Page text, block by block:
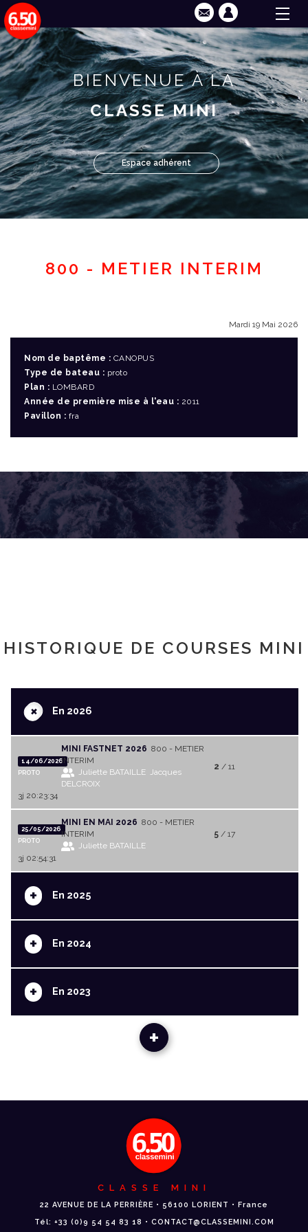
BIENVENUE À LA
CLASSE MINI
Espace adhérent
800 - METIER INTERIM
Mardi 19 Mai 2026
Nom de baptême : CANOPUS
Type de bateau : proto
Plan : LOMBARD
Année de première mise à l'eau : 2011
Pavillon : fra
HISTORIQUE DE COURSES MINI
+En 2026
14/06/2026
PROTO
MINI FASTNET 2026 800 - METIER
INTERIM
Juliette BATAILLE Jacques
DELCROIX
2 / 11
3j 20:23:34
25/05/2026
PROTO
MINI EN MAI 2026 800 - METIER
INTERIM
Juliette BATAILLE
5/ 17
3j 02:54:31
+ En 2025
+ En 2024
+ En 2023
+
CLASSE MINI
22 AVENUE DE LA PERRIÈRE • 56100 LORIENT • France
Tél: +33 (0)9 54 54 83 18 • CONTACT@CLASSEMINI.COM